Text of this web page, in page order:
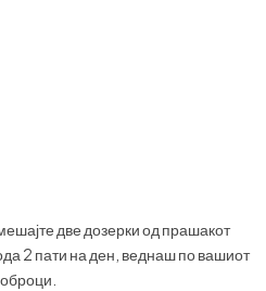
две дозерки од прашакот
2 пати на ден, веднаш по вашиот